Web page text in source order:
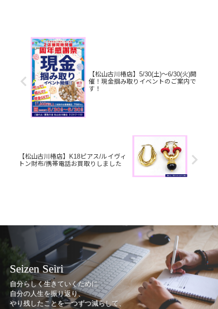
【松山古川椿店】5/30(土)～6/30(火)開
催！現金掴み取りイベントのご案内で
す！
【松山古川椿店】K18ピアス/ルイヴィ
トン財布/携帯電話お買取りしました
Seizen Seiri
自分らしく生きていくために
自分の人生を振り返り、
やり残したことを一つずつ減らして、